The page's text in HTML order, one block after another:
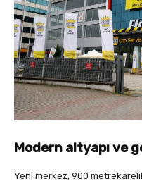
Modern altyapı ve
Yeni merkez, 900